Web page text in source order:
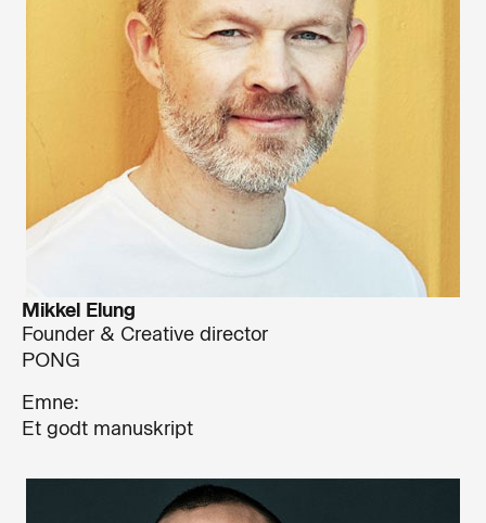
Mikkel Elung
Founder & Creative director
PONG
Emne:
Et godt manuskript